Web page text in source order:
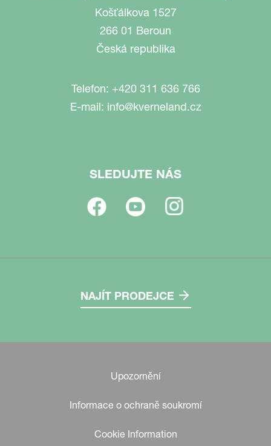
Košťálkova 1527
266 01 Beroun
Česká republika
Telefon: +420 311 636 766
E-mail: info@kverneland.cz
SLEDUJTE NÁS
NAJÍT PRODEJCE
Upozornění
Informace o ochraně soukromí
Cookie Information